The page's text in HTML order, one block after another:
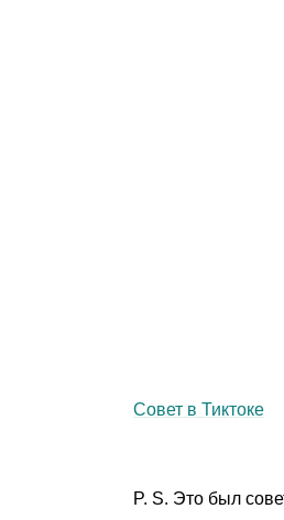
Совет в Тиктоке
P. S. Это был